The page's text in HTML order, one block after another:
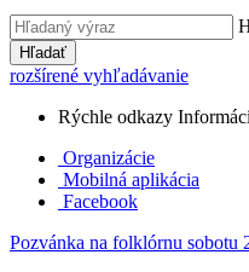
Hľadať
rozšírené vyhľadávanie
Rýchle odkazy
Organizácie
Mobilná aplikácia
Facebook
Pozvánka na folklórnu sobotu